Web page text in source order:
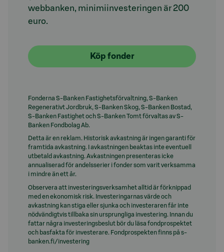
webbanken, minimiinvesteringen är 200
euro.
Köp fonder
Fonderna S-Banken Fastighetsförvaltning, S-Banken
Regenerativt Jordbruk, S-Banken Skog, S-Banken Bostad,
S-Banken Fastighet och S-Banken Tomt förvaltas av S-
Banken Fondbolag Ab.
Detta är en reklam. Historisk avkastning är ingen garanti för
framtida avkastning. I avkastningen beaktas inte eventuell
utbetald avkastning. Avkastningen presenteras icke
annualiserad för andelsserier i fonder som varit verksamma
i mindre än ett år.
Observera att investeringsverksamhet alltid är förknippad
med en ekonomisk risk. Investeringarnas värde och
avkastning kan stiga eller sjunka och investeraren får inte
nödvändigtvis tillbaka sin ursprungliga investering. Innan du
fattar några investeringsbeslut bör du läsa fondprospektet
och basfakta för investerare. Fondprospekten finns på s-
banken.fi/investering